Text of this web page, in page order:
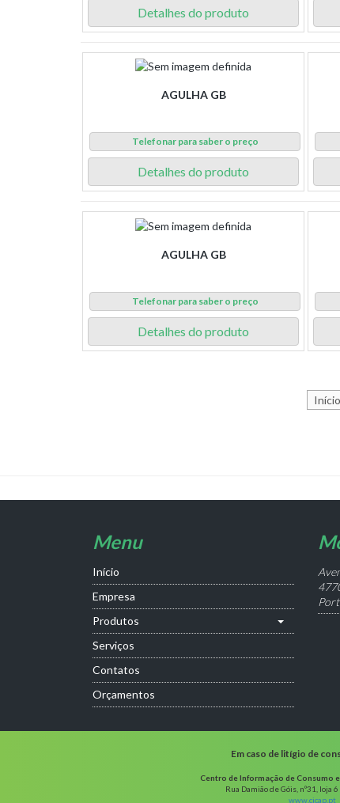
Detalhes do produto
AGULHA GB
Telefonar para saber o preço
Detalhes do produto
AGULHA GB
Telefonar para saber o preço
Detalhes do produto
Início
Menu
Início
Empresa
Produtos
Serviços
Contatos
Orçamentos
Em caso de litígio de
Centro de Informação de Consumo
Rua Damião de Góis, nº31, loja
www.cicap.pt